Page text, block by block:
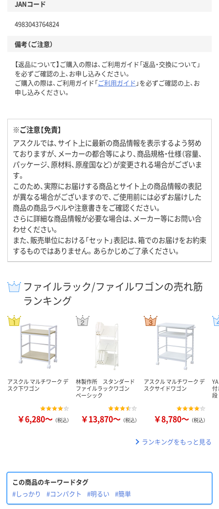
JANコード
4983043764824
備考（ご注意）
【返品について】ご購入の際は、ご利用ガイド「返品・交換について」
を必ずご確認の上、お申し込みください。
ご購入の際は、ご利用ガイド「ご利用ガイド 」を必ずご確認の上、お
申し込みください。
※ご注意【免責】
アスクルでは、サイト上に最新の商品情報を表示するよう努め
ておりますが、メーカーの都合等により、商品規格・仕様（容量、
パッケージ、原材料、原産国など）が変更される場合がございま
す。
このため、実際にお届けする商品とサイト上の商品情報の表記
が異なる場合がございますので、ご使用前には必ずお届けした
商品の商品ラベルや注意書きをご確認ください。
さらに詳細な商品情報が必要な場合は、メーカー等にお問い合
わせください。
また、販売単位における「セット」表記は、箱でのお届けをお約束
するものではありません。あらかじめご了承ください。
ファイルラック/ファイルワゴンの売れ筋
ランキング
アスクル マルチワーク デ
スク下ワゴン
￥6,280～ （税込）
林製作所 スタンダード
ファイルラックワゴン
ベーシック
￥13,870～ （税込）
アスクル マルチワーク デ
スクサイドワゴン
￥8,780～ （税込）
付
ランキングをもっと見る
この商品のキーワードタグ
#しっかり
#コンパクト #明るい #簡単